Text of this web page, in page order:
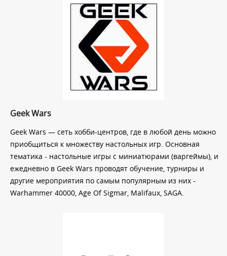
Geek Wars
Geek Wars — сеть хобби-центров, где в любой день можно
приобщиться к множеству настольных игр. Основная
тематика - настольные игры с миниатюрами (варгеймы), и
ежедневно в Geek Wars проводят обучение, турниры и
другие мероприятия по самым популярным из них -
Warhammer 40000, Age Of Sigmar, Malifaux, SAGA.